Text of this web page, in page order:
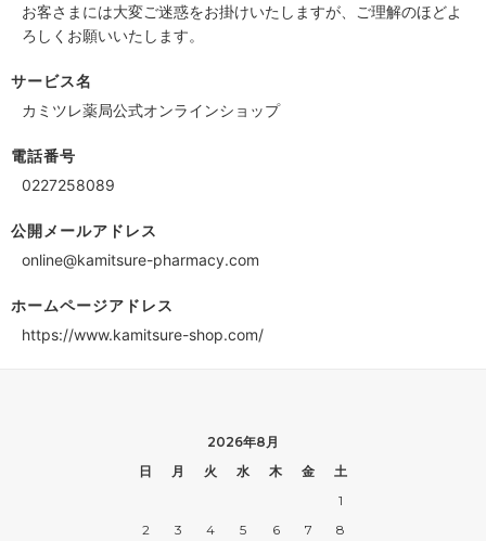
お客さまには大変ご迷惑をお掛けいたしますが、ご理解のほどよ
ろしくお願いいたします。
サービス名
カミツレ薬局公式オンラインショップ
電話番号
0227258089
公開メールアドレス
online@kamitsure-pharmacy.com
ホームページアドレス
https://www.kamitsure-shop.com/
2026年8月
日
月 火 水 木 金
土
1
2
3 4 5 6 7
8